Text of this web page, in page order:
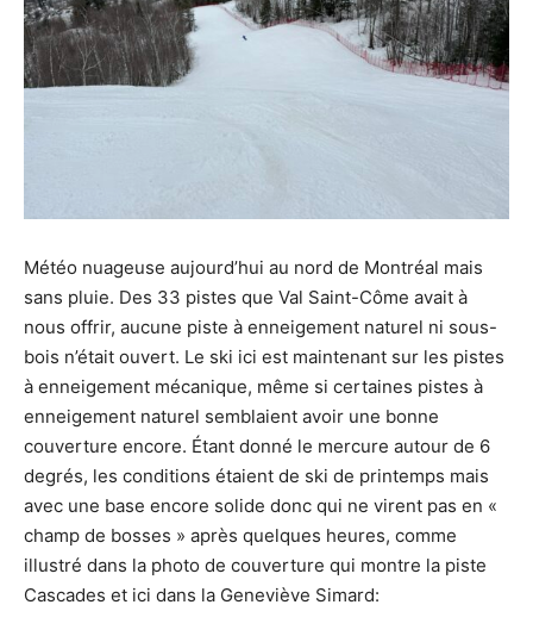
Météo nuageuse aujourd’hui au nord de Montréal mais
sans pluie. Des 33 pistes que Val Saint-Côme avait à
nous offrir, aucune piste à enneigement naturel ni sous-
bois n’était ouvert. Le ski ici est maintenant sur les pistes
à enneigement mécanique, même si certaines pistes à
enneigement naturel semblaient avoir une bonne
couverture encore. Étant donné le mercure autour de 6
degrés, les conditions étaient de ski de printemps mais
avec une base encore solide donc qui ne virent pas en «
champ de bosses » après quelques heures, comme
illustré dans la photo de couverture qui montre la piste
Cascades et ici dans la Geneviève Simard: